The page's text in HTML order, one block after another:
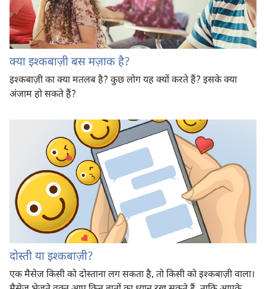
क्या इश्‍कबाज़ी बस मज़ाक है?
इश्‍कबाज़ी का क्या मतलब है? कुछ लोग यह क्यों करते हैं? इसके क्या
अंजाम हो सकते हैं?
दोस्ती या इश्‍कबाज़ी?
एक मैसेज किसी को दोस्ताना लग सकता है, तो किसी को इश्‍कबाज़ी वाला।